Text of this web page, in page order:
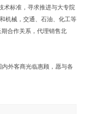
术标准，寻求推进与大专院
机械，交通、石油、化工等
合作关系，代理销售北
外客商光临惠顾，愿与各